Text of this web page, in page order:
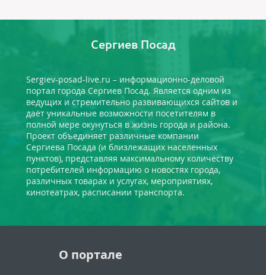
Сергиев Посад
Sergiev-posad-live.ru – информационно-деловой
портал города Сергиев Посад. Является одним из
ведущих и стремительно развивающихся сайтов и
даёт уникальные возможности посетителям в
полной мере окунуться в жизнь города и района.
Проект объединяет различные компании
Сергиева Посада (и близлежащих населенных
пунктов), представляя максимальному количеству
потребителей информацию о новостях города,
различных товарах и услугах, мероприятиях,
кинотеатрах, расписании транспорта.
О портале